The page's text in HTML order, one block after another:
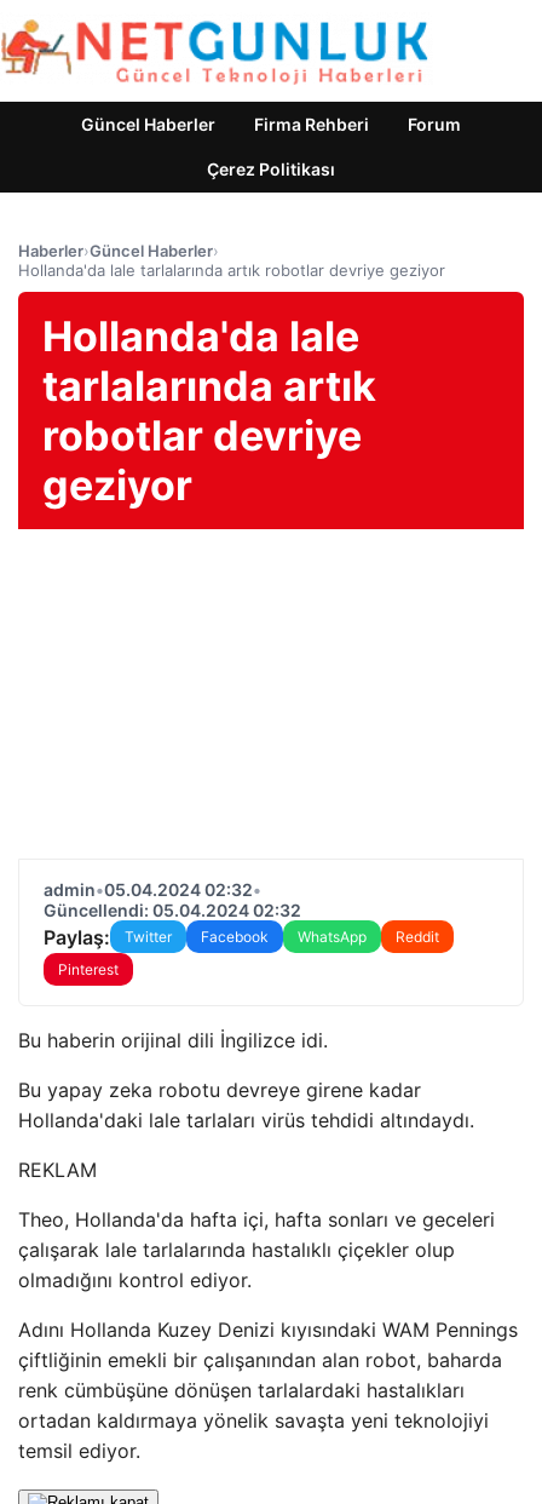
Güncel Haberler Firma Rehberi Forum
Çerez Politikası
Haberler›Güncel Haberler›
Hollanda'da lale tarlalarında artık robotlar devriye geziyor
Hollanda'da lale
tarlalarında artık
robotlar devriye
geziyor
admin•05.04.2024 02:32•
Güncellendi: 05.04.2024 02:32
Paylaş: Twitter Facebook WhatsApp
Reddit
Pinterest
Bu haberin orijinal dili İngilizce idi.
Bu yapay zeka robotu devreye girene kadar
Hollanda'daki lale tarlaları virüs tehdidi altındaydı.
REKLAM
Theo, Hollanda'da hafta içi, hafta sonları ve geceleri
çalışarak lale tarlalarında hastalıklı çiçekler olup
olmadığını kontrol ediyor.
Adını Hollanda Kuzey Denizi kıyısındaki WAM Pennings
çiftliğinin emekli bir çalışanından alan robot, baharda
renk cümbüşüne dönüşen tarlalardaki hastalıkları
ortadan kaldırmaya yönelik savaşta yeni teknolojiyi
temsil ediyor.